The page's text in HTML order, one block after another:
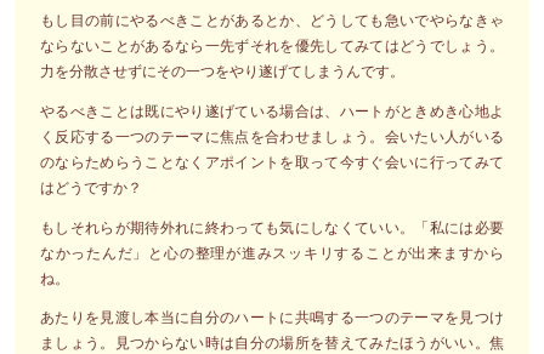
もし目の前にやるべきことがあるとか、どうしても急いでやらなきゃ
ならないことがあるなら一先ずそれを優先してみてはどうでしょう。
力を分散させずにその一つをやり遂げてしまうんです。
やるべきことは既にやり遂げている場合は、ハートがときめき心地よ
く反応する一つのテーマに焦点を合わせましょう。会いたい人がいる
のならためらうことなくアポイントを取って今すぐ会いに行ってみて
はどうですか？
もしそれらが期待外れに終わっても気にしなくていい。「私には必要
なかったんだ」と心の整理が進みスッキリすることが出来ますから
ね。
あたりを見渡し本当に自分のハートに共鳴する一つのテーマを見つけ
ましょう。見つからない時は自分の場所を替えてみたほうがいい。焦